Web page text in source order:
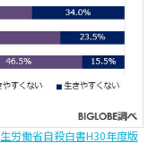
労働省自殺白書H30年度版